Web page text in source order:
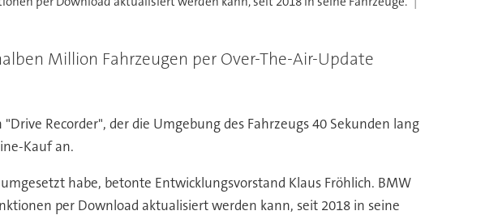
Million Fahrzeugen per Over-The-Air-Update
Recorder", der die Umgebung des Fahrzeugs 40 Sekunden lang
Kauf an.
habe, betonte Entwicklungsvorstand Klaus Fröhlich. BMW
per Download aktualisiert werden kann, seit 2018 in seine